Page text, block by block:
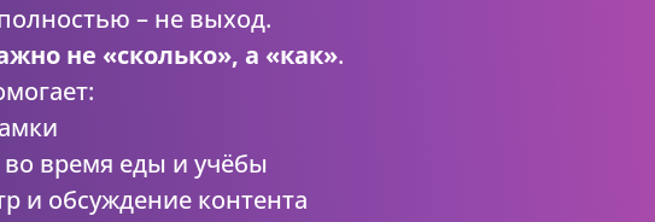
– не выход.
не «сколько», а «как».
во время еды и учёбы
и обсуждение контента